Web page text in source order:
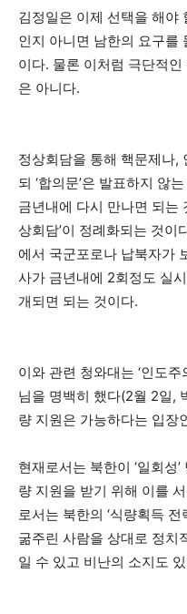
김정일은 이제 선택을 해야
인지 아니면 남한의 요구를
이다. 물론 이처럼 극단적
은 아니다.
정상회담을 통해 핵문제나,
되 ‘합의문’은 발표하지 않
금년내에 다시 만나면 되는
상회담’이 정례화되는 것이
에서 국군포로나 납북자가
사가 금년내에 2회정도 실
개되면 되는 것이다.
이와 관련 청와대는 ‘인도주
님을 명백히 했다(2월 2일,
량 지원은 가능하다는 입장
현재로서는 북한이 ‘일회성
량 지원을 받기 위해 이를
로서는 북한의 ‘식량획득
굶주린 사람을 상대로 정치
일 수 있고 비난의 소지도